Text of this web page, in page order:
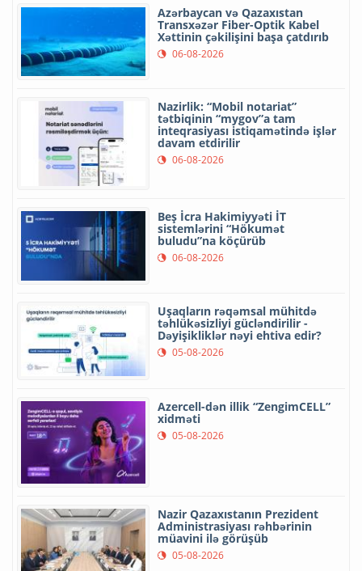
Azərbaycan və Qazaxıstan
Transxəzər Fiber-Optik Kabel
Xəttinin çəkilişini başa çatdırıb
06-08-2026
Nazirlik: “Mobil notariat”
tətbiqinin “mygov”a tam
inteqrasiyası istiqamətində işlər
davam etdirilir
06-08-2026
Beş İcra Hakimiyyəti İT
sistemlərini “Hökumət
buludu”na köçürüb
06-08-2026
Uşaqların rəqəmsal mühitdə
təhlükəsizliyi gücləndirilir -
Dəyişikliklər nəyi ehtiva edir?
05-08-2026
Azercell-dən illik “ZengimCELL”
xidməti
05-08-2026
Nazir Qazaxıstanın Prezident
Administrasiyası rəhbərinin
müavini ilə görüşüb
05-08-2026